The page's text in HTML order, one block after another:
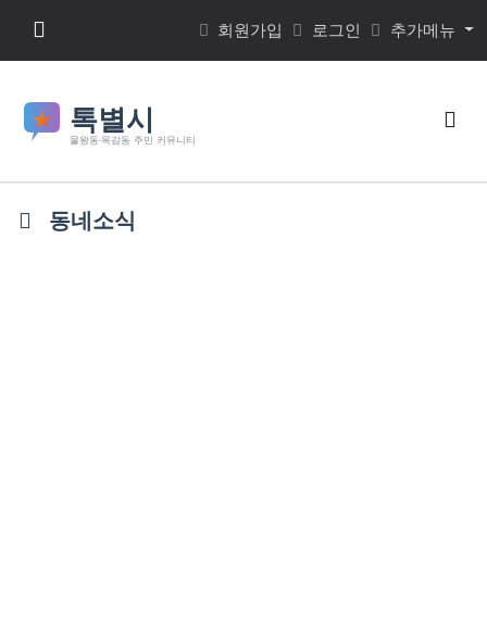
메뉴 버튼 회원가입 로그인 추가메뉴
검
동네소식